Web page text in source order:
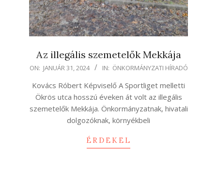
Az illegális szemetelők Mekkája
2024-
31
ON: JANUÁR 31, 2024 IN: ÖNKORMÁNYZATI HÍRADÓ
Kovács Róbert Képviselő A Sportliget melletti
Ökrös utca hosszú éveken át volt az illegális
szemetelők Mekkája. Önkormányzatnak, hivatali
dolgozóknak, környékbeli
ÉRDEKEL